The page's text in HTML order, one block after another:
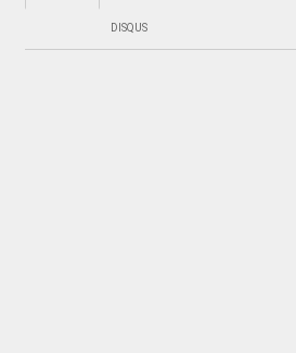
DISQUS